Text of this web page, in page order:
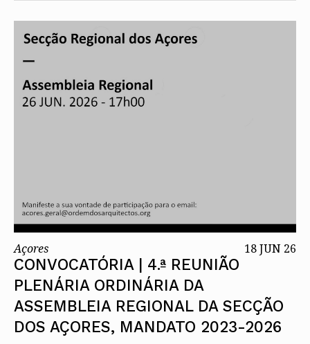
Açores 18 JUN 26
CONVOCATÓRIA | 4.ª REUNIÃO
PLENÁRIA ORDINÁRIA DA
ASSEMBLEIA REGIONAL DA SECÇÃO
DOS AÇORES, MANDATO 2023-2026